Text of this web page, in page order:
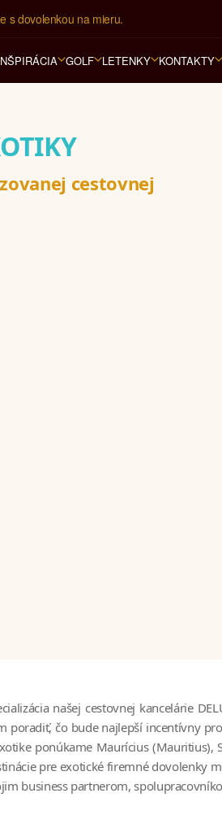
kancelária na luxusnú dovolenku od 4.000
GOLF LETENKY KONTAKTY
cestovnej
našej cestovnej kancelárie
poradiť, čo bude najlepší incentívny
ponúkame Maurícius (Mauritius),
pre exotické firemné dovolenky
business partnerom,